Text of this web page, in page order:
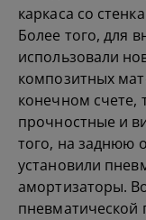
каркаса со
Более того, для
использовали
композитных
конечном счете,
прочностные и
того, на заднюю
установили
амортизаторы.
пневматической